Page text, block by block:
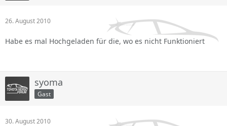
26. August 2010
Habe es mal Hochgeladen für die, wo es nicht Funktioniert
syoma
Gast
30. August 2010